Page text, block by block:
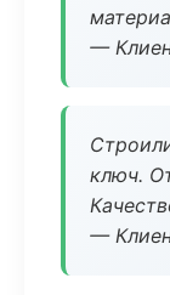
—
ключ.
—